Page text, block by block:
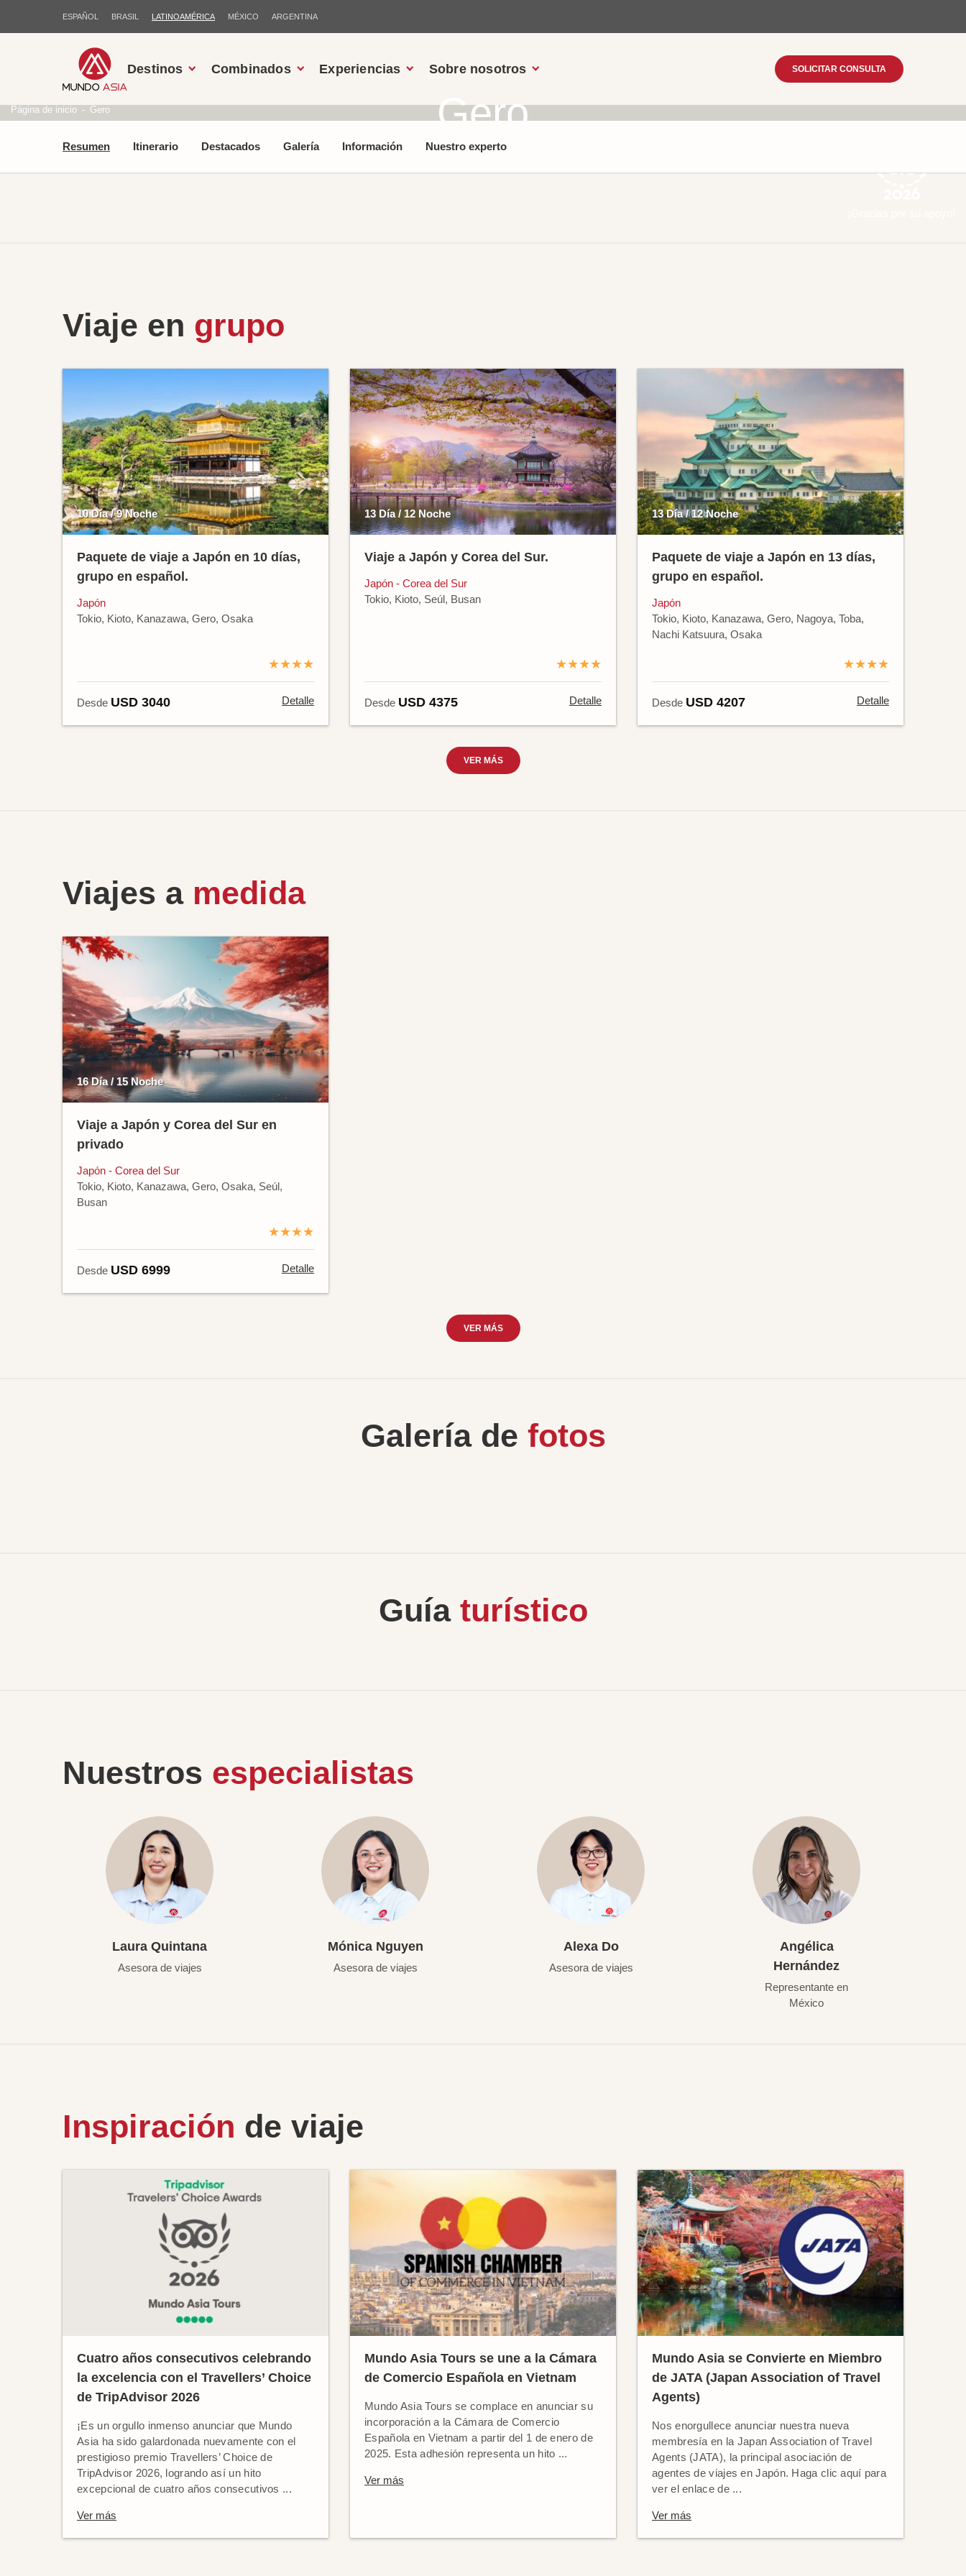
ESPAÑOL BRASIL LATINOAMÉRICA MÉXICO ARGENTINA
Destinos Combinados Experiencias Sobre nosotros SOLICITAR CONSULTA
Gero
Página de inicio Gero
Resumen Itinerario Destacados Galería Información Nuestro experto
Viaje en grupo
10 Día / 9 Noche
Paquete de viaje a Japón en 10 días,
grupo en español.
Japón
Tokio, Kioto, Kanazawa, Gero, Osaka
★★★★
Desde USD 3040 Detalle
13 Día / 12 Noche
Viaje a Japón y Corea del Sur.
Japón - Corea del Sur
Tokio, Kioto, Seúl, Busan
★★★★
Desde USD 4375 Detalle
13 Día / 12 Noche
Paquete de viaje a Japón en 13 días,
grupo en español.
Japón
Tokio, Kioto, Kanazawa, Gero, Nagoya, Toba,
Nachi Katsuura, Osaka
★★★★
Desde USD 4207 Detalle
VER MÁS
Viajes a medida
16 Día / 15 Noche
Viaje a Japón y Corea del Sur en
privado
Japón - Corea del Sur
Tokio, Kioto, Kanazawa, Gero, Osaka, Seúl,
Busan
★★★★
Desde USD 6999 Detalle
VER MÁS
Galería de fotos
Guía turístico
Nuestros especialistas
Laura Quintana
Asesora de viajes
Mónica Nguyen
Asesora de viajes
Alexa Do
Asesora de viajes
Angélica
Hernández
Representante en
México
Inspiración de viaje
Cuatro años consecutivos celebrando
la excelencia con el Travellers’ Choice
de TripAdvisor 2026
¡Es un orgullo inmenso anunciar que Mundo
Asia ha sido galardonada nuevamente con el
prestigioso premio Travellers’ Choice de
TripAdvisor 2026, logrando así un hito
excepcional de cuatro años consecutivos ...
Ver más
Mundo Asia Tours se une a la Cámara
de Comercio Española en Vietnam
Mundo Asia Tours se complace en anunciar su
incorporación a la Cámara de Comercio
Española en Vietnam a partir del 1 de enero de
2025. Esta adhesión representa un hito ...
Ver más
Mundo Asia se Convierte en Miembro
de JATA (Japan Association of Travel
Agents)
Nos enorgullece anunciar nuestra nueva
membresía en la Japan Association of Travel
Agents (JATA), la principal asociación de
agentes de viajes en Japón. Haga clic aquí para
ver el enlace de ...
Ver más